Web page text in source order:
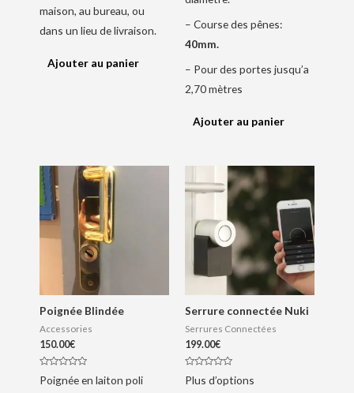
maison, au bureau, ou
dans un lieu de livraison.
Ajouter au panier
– Course des pênes:
40mm.
– Pour des portes jusqu’a
2,70 mètres
Ajouter au panier
Poignée Blindée
Accessories
150.00€
o
Poignée en laiton poli
Serrure connectée Nuki
Serrures Connectées
199.00€
o
Plus d’options